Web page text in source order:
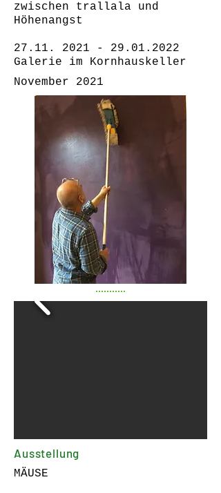
zwischen trallala und
Höhenangst
27.11. 2021 - 29.01.2022
Galerie im Kornhauskeller
November 2021
Ausstellung
MÄUSE